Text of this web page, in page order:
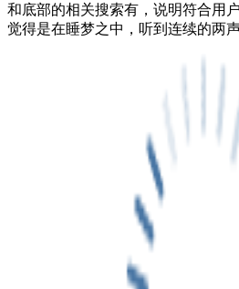
和底部的相关搜索有，说明符合用
觉得是在睡梦之中，听到连续的两